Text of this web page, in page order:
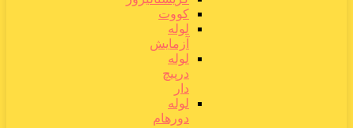
کووت
لوله
آزمایش
لوله
درپیچ
دار
لوله
دورهام